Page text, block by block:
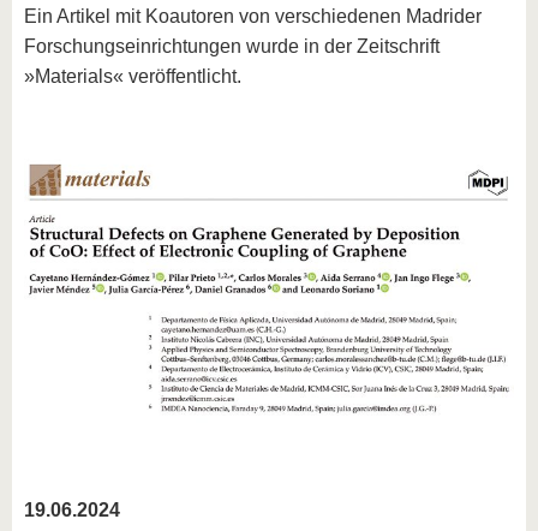
Ein Artikel mit Koautoren von verschiedenen Madrider
Forschungseinrichtungen wurde in der Zeitschrift
»Materials« veröffentlicht.
19.06.2024